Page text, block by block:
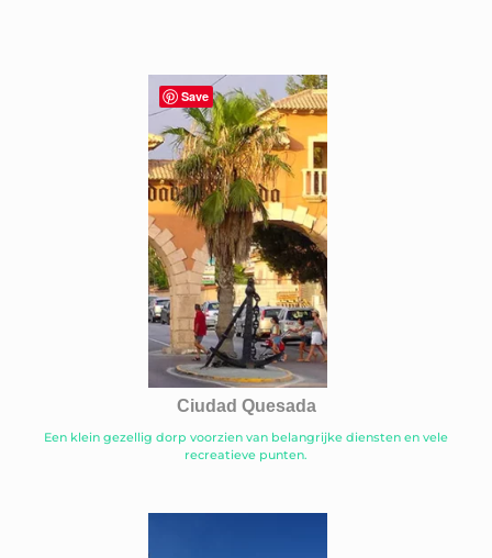
Ciudad Quesada
Een klein gezellig dorp voorzien van belangrijke diensten en vele
recreatieve punten.
Save